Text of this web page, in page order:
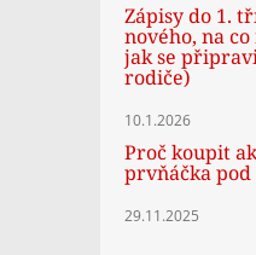
Zápisy do 1.
nového, na
jak se
rodiče)
10.1.2026
Proč koupit
prvňáčka pod
29.11.2025